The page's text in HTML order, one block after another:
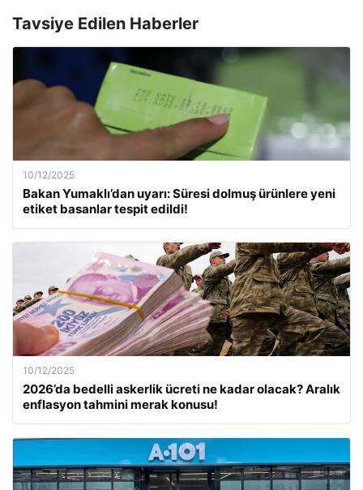
Tavsiye Edilen Haberler
10/12/2025
Bakan Yumaklı’dan uyarı: Süresi dolmuş ürünlere yeni
etiket basanlar tespit edildi!
10/12/2025
2026’da bedelli askerlik ücreti ne kadar olacak? Aralık
enflasyon tahmini merak konusu!